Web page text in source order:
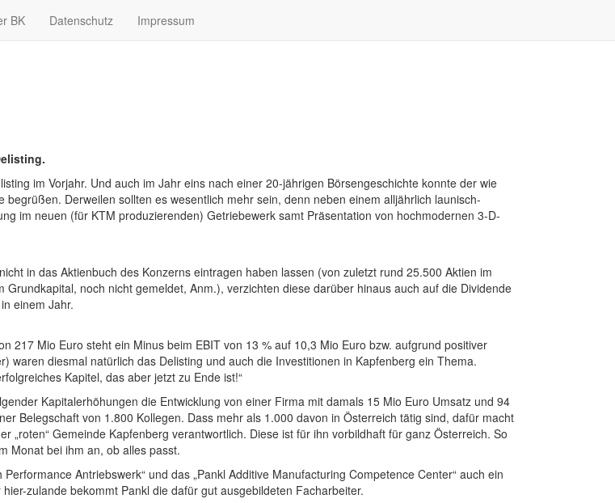
BK Datenschutz Impressum
im Vorjahr. Und auch im Jahr eins nach einer 20-jährigen Börsengeschichte konnte der wie
Derweilen sollten es wesentlich mehr sein, denn neben einem alljährlich launisch-
im neuen (für KTM produzierenden) Getriebewerk samt Präsentation von hochmodernen 3-D-
in das Aktienbuch des Konzerns eintragen haben lassen (von zuletzt rund 25.500 Aktien im
noch nicht gemeldet, Anm.), verzichten diese darüber hinaus auch auf die Dividende
einem Jahr.
217 Mio Euro steht ein Minus beim EBIT von 13 % auf 10,3 Mio Euro bzw. aufgrund positiver
waren diesmal natürlich das Delisting und auch die Investitionen in Kapfenberg ein Thema.
Kapitel, das aber jetzt zu Ende ist!“
Kapitalerhöhungen die Entwicklung von einer Firma mit damals 15 Mio Euro Umsatz und 94
Belegschaft von 1.800 Kollegen. Dass mehr als 1.000 davon in Österreich tätig sind, dafür macht
„roten“ Gemeinde Kapfenberg verantwortlich. Diese ist für ihn vorbildhaft für ganz Österreich. So
Monat bei ihm an, ob alles passt.
Antriebswerk“ und das „Pankl Additive Manufacturing Competence Center“ auch ein
zulande bekommt Pankl die dafür gut ausgebildeten Facharbeiter.